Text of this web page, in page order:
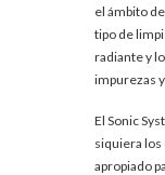
el ámbito
tipo de
radiante y
impurezas
El Sonic
siquiera los
apropiado